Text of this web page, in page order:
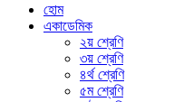
হোম
একাডেমিক
২য় শ্রেণি
৩য় শ্রেণি
৪র্থ শ্রেণি
৫ম শ্রেণি